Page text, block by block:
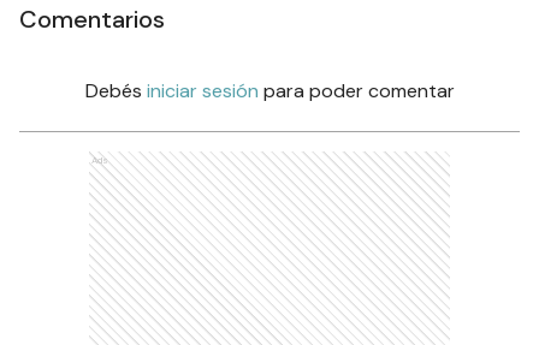
Comentarios
Debés iniciar sesión para poder comentar
Ads